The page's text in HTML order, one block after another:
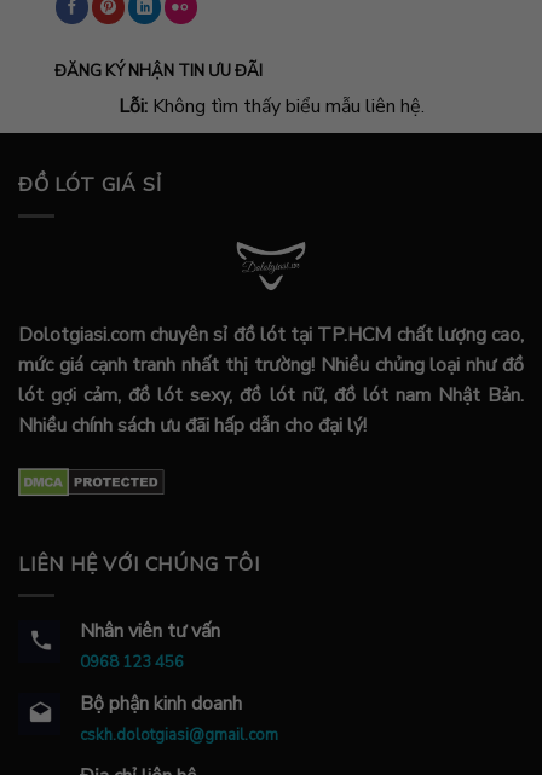
✅ Công dụng của quần lót nữ
Giúp bảo vệ vùng kín của nàng không bị tổn
thương từ các trang phục bên ngoài (như dây
kéo của quần, quần jean, quần bó sát,…) hoặc vô
tình bị cọ sát mỗi khi vận động.
Ngoài ra quần lót còn giúp giữ cho vùng kín
luôn được khô thoáng, sạch sẽ. Đồng thời nó
còn làm giảm sự xâm nhập của những vi khuẩn
một cách hiệu quả.
Không những thế chiếc quần lót còn giúp chị em
chắn kỹ lưỡng. Nàng sẽ tránh được những tình
huống lộ, hàng, hớ hênh khi mặc quần ngắn, váy
Mặt khác sản phẩm này còn có khả năng che đi
các khuyết điểm của vòng ba.
👉 Tổng hợp các loạt chất liệu vải của quần lót nữ
Quần lót nữ chất vải cotton
Trong các chất liệu dùng cho trang phục thì
ĐĂNG KÝ NHẬN TIN ƯU ĐÃI
Lỗi:Không tìm thấy biểu mẫu liên hệ.
ĐỒ LÓT GIÁ SỈ
Dolotgiasi.com chuyên sỉ đồ lót tại TP.HCM chất lượng cao,
mức giá cạnh tranh nhất thị trường! Nhiều chủng loại như đồ
lót gợi cảm, đồ lót sexy, đồ lót nữ, đồ lót nam Nhật Bản.
Nhiều chính sách ưu đãi hấp dẫn cho đại lý!
LIÊN HỆ VỚI CHÚNG TÔI
Nhân viên tư vấn
0968 123 456
Bộ phận kinh doanh
cskh.dolotgiasi@gmail.com